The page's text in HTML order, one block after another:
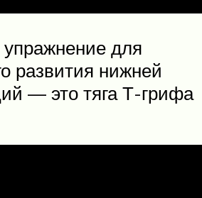
для
развития нижней
— это тяга Т-грифа